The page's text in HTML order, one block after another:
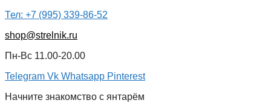
Тел: +7 (995) 339-86-52
shop@strelnik.ru
Пн-Вс 11.00-20.00
Telegram Vk Whatsapp Pinterest
Начните знакомство с янтарём